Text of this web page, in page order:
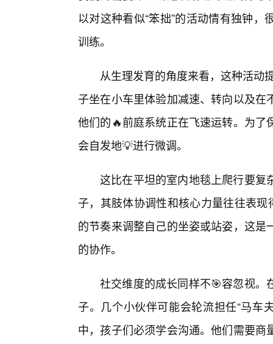
以对这种看似“笨拙”的活动情有独钟
训练。
从生理发育的角度来看，这种活动
子坐在小车里体验加减速、转向以及
他们的🔥前庭系统正在飞速运转。为
会自发地💡进行微调。
这比在平坦的室内地毯上爬行要复
子，其肢体协调性和核心力量往往表
的节奏来调整自己的坐姿或站姿，这
的协作。
社交维度的成长同样不🎯容忽视。
子。几个小伙伴可能会轮流担任“马车
中，孩子们必须学会沟通。他们需要